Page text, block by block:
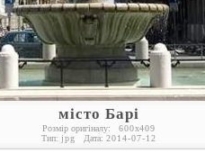
місто Барі
Розмір оригіналу: 600x409
Тип: jpg Дата: 2014-07-12